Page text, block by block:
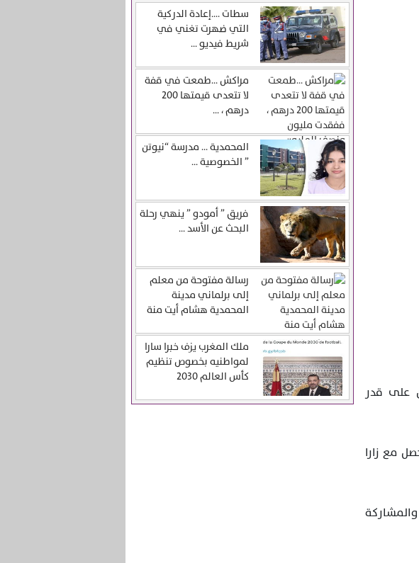
على قدر
مع زارا
سطات ….إعادة الدركية
التي ضهرت تغني في
شريط فيديو ...
مراكش …طمعت في قفة
لا تتعدى قيمتها 200
درهم ، ...
المحمدية … مدرسة “نيوتن
” الخصوصية ...
فريق ” أمودو ” ينهي رحلة
البحث عن الأسد ...
رسالة مفتوحة من معلم
إلى برلماني مدينة
المحمدية هشام أيت منة
ملك المغرب يزف خبرا سارا
لمواطنيه بخصوص تنظيم
كأس العالم 2030